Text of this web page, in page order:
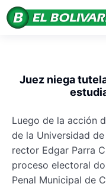
Juez niega
Luego de la acción
de la Universidad
rector Edgar Parra
proceso electoral
Penal Municipal de